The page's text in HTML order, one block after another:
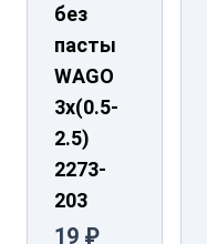
без
пасты
WAGO
3х(0.5-
2.5)
2273-
203
19 ₽